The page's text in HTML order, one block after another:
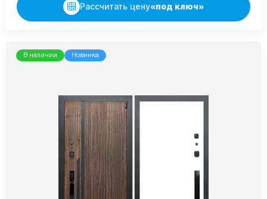
Рассчитать цену«под ключ»
В наличии Новинка